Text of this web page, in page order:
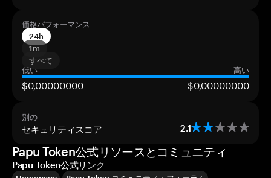
価格パフォーマンス
24h
1m
すべて
低い
高い
$0,00000000 $0,00000000
別の
セキュリティスコア 2.1
Papu Token公式リソースとコミュニティ
Papu Token公式リンク